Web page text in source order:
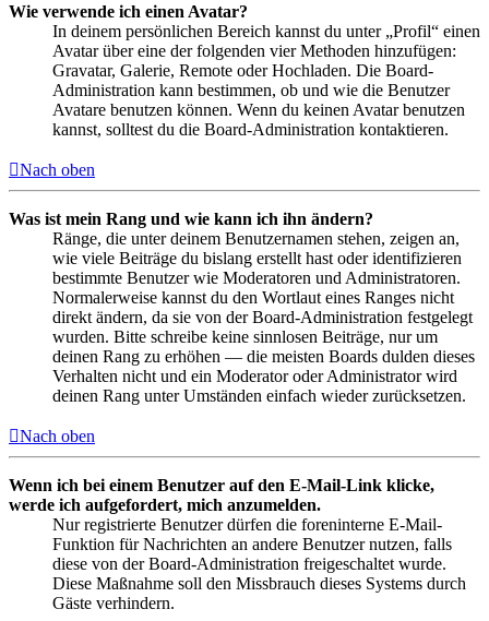
Wie verwende ich einen Avatar?
In deinem persönlichen Bereich kannst du unter „Profil“ einen
Avatar über eine der folgenden vier Methoden hinzufügen:
Gravatar, Galerie, Remote oder Hochladen. Die Board-
Administration kann bestimmen, ob und wie die Benutzer
Avatare benutzen können. Wenn du keinen Avatar benutzen
kannst, solltest du die Board-Administration kontaktieren.
Nach oben
Was ist mein Rang und wie kann ich ihn ändern?
Ränge, die unter deinem Benutzernamen stehen, zeigen an,
wie viele Beiträge du bislang erstellt hast oder identifizieren
bestimmte Benutzer wie Moderatoren und Administratoren.
Normalerweise kannst du den Wortlaut eines Ranges nicht
direkt ändern, da sie von der Board-Administration festgelegt
wurden. Bitte schreibe keine sinnlosen Beiträge, nur um
deinen Rang zu erhöhen — die meisten Boards dulden dieses
Verhalten nicht und ein Moderator oder Administrator wird
deinen Rang unter Umständen einfach wieder zurücksetzen.
Nach oben
Wenn ich bei einem Benutzer auf den E-Mail-Link klicke,
werde ich aufgefordert, mich anzumelden.
Nur registrierte Benutzer dürfen die foreninterne E-Mail-
Funktion für Nachrichten an andere Benutzer nutzen, falls
diese von der Board-Administration freigeschaltet wurde.
Diese Maßnahme soll den Missbrauch dieses Systems durch
Gäste verhindern.